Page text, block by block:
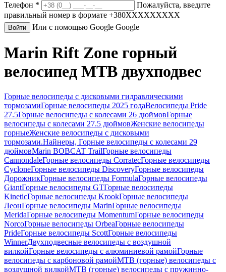
Телефон *
Пожалуйста, введите
правильный номер в формате +380XXXXXXXXX
Войти Или с помощью Google Google
Marin Rift Zone горный
велосипед MTB двухподвес
Горные велосипеды с дисковыми гидравлическими
тормозамиГорные велосипеды 2025 годаВелосипеды Pride
27.5Горные велосипеды с колесами 26 дюймовГорные
велосипеды с колесами 27.5 дюймовЖенские велосипеды
горныеЖенские велосипеды с дисковыми
тормозами.Найнеры, Горные велосипеды с колесами 29
дюймовMarin BOBCAT TrailГорные велосипеды
CannondaleГорные велосипеды CorratecГорные велосипеды
CycloneГорные велосипеды DiscoveryГорные велосипеды
ДорожникГорные велосипеды FormulaГорные велосипеды
GiantГорные велосипеды GTГорные велосипеды
KineticГорные велосипеды KrookГорные велосипеды
ЛеонГорные велосипеды MarinГорные велосипеды
MeridaГорные велосипеды MomentumГорные велосипеды
NorcoГорные велосипеды OrbeaГорные велосипеды
PrideГорные велосипеды ScottГорные велосипеды
WinnerДвухподвесные велосипеды с воздушной
вилкойГорные велосипеды с алюминиевой рамойГорные
велосипеды с карбоновой рамойMTB (горные) велосипеды с
воздушной вилкойMTB (горные) велосипеды с пружинно-